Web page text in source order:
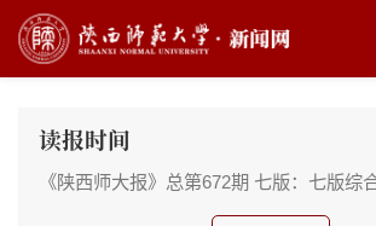
读报时间
《陕西师大报》总第672期 七版：七版综